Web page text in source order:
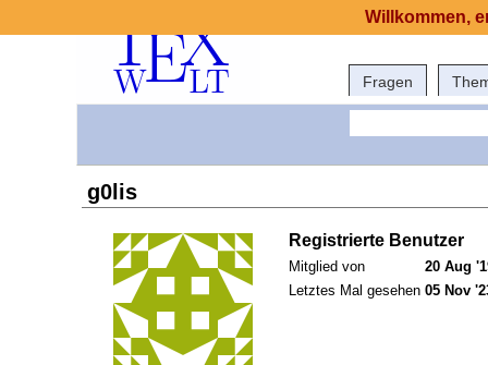
Fragen
g0lis
Registrierte Benutzer
Mitglied von
20 Aug
Letztes Mal gesehen 05 Nov
Willkommen,